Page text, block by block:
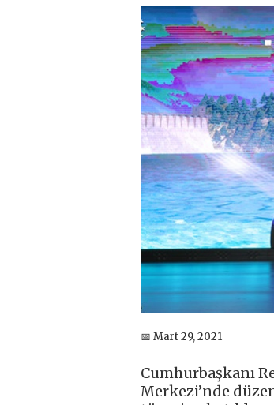
📅 Mart 29, 2021
Cumhurbaşkanı
Merkezi’nde